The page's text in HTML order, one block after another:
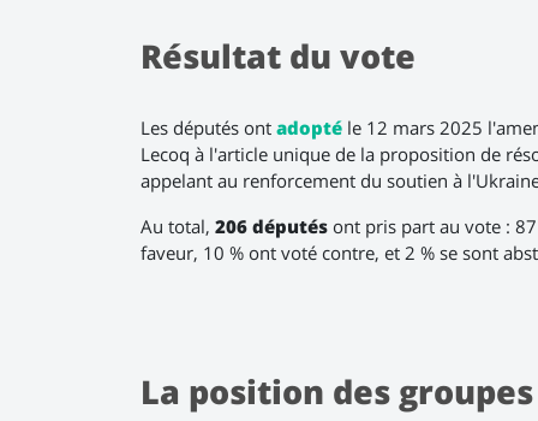
Résultat du vote
Les députés ont adopté le 12 mars 2025
Lecoq à l'article unique de la proposition de
appelant au renforcement du soutien à
Au total, 206 députés ont pris part au vote :
faveur, 10 % ont voté contre, et 2 % se sont
La position des groupes